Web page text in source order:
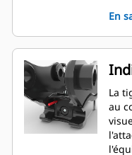
Ce
En
La
au